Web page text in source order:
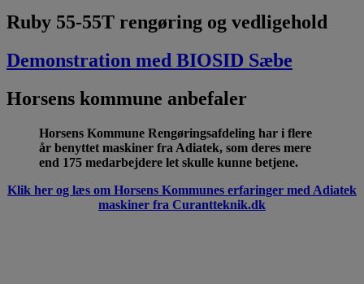
Ruby 55-55T rengøring og vedligehold
Demonstration med BIOSID Sæbe
Horsens kommune anbefaler
Horsens Kommune Rengøringsafdeling har i flere
år benyttet maskiner fra Adiatek, som deres mere
end 175 medarbejdere let skulle kunne betjene.
Klik her og læs om Horsens Kommunes erfaringer med Adiatek
maskiner fra Curantteknik.dk